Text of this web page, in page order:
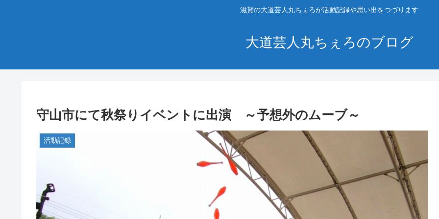
滋賀の大道芸人丸ちぇろが活動記録や思い出をつづります
大道芸人丸ちぇろのブログ
守山市にて秋祭りイベントに出演 ～予想外のムーブ～
活動記録